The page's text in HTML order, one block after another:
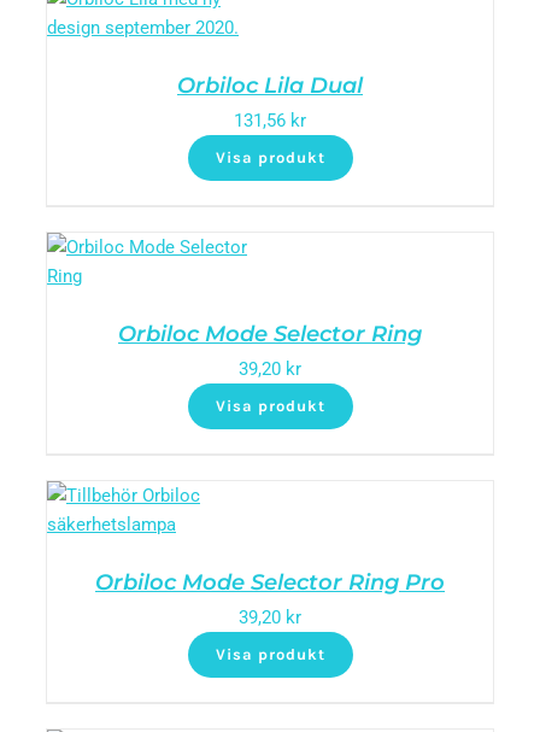
Orbiloc Lila Dual
131,56 kr
Visa produkt
Orbiloc Mode Selector Ring
39,20 kr
Visa produkt
Orbiloc Mode Selector Ring Pro
39,20 kr
Visa produkt